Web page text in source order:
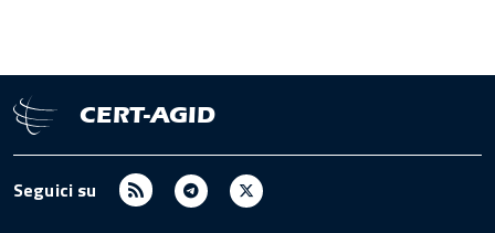
CERT-AGID
Seguici su RSS Telegram
X